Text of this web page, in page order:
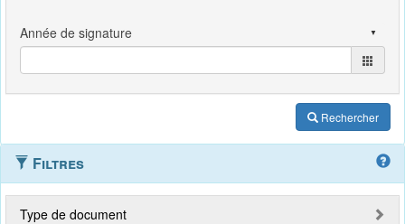
Rechercher
Filtres
Type de document